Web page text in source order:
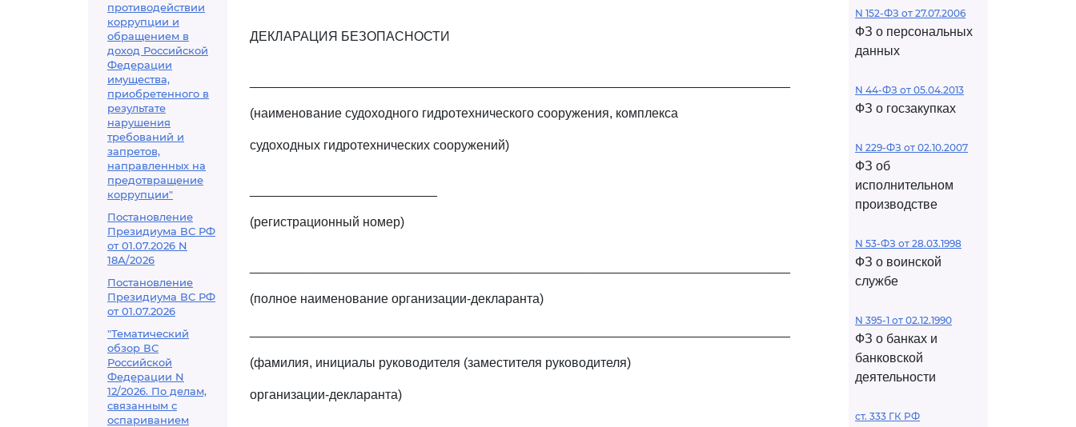
противодействии
коррупции и
обращением в
доход Российской
Федерации
имущества,
приобретенного в
результате
нарушения
требований и
запретов,
направленных на
предотвращение
коррупции"
Постановление
Президиума ВС РФ
от 01.07.2026 N
18А/2026
Постановление
Президиума ВС РФ
от 01.07.2026
"Тематический
обзор ВС
Российской
Федерации N
12/2026. По делам,
связанным с
оспариванием
ДЕКЛАРАЦИЯ БЕЗОПАСНОСТИ
(наименование судоходного гидротехнического сооружения, комплекса
судоходных гидротехнических сооружений)
(регистрационный номер)
(полное наименование организации-декларанта)
(фамилия, инициалы руководителя (заместителя руководителя)
организации-декларанта)
N 152-ФЗ от 27.07.2006
ФЗ о персональных
данных
N 44-ФЗ от 05.04.2013
ФЗ о госзакупках
N 229-ФЗ от 02.10.2007
ФЗ об
исполнительном
производстве
N 53-ФЗ от 28.03.1998
ФЗ о воинской
службе
N 395-1 от 02.12.1990
ФЗ о банках и
банковской
деятельности
ст. 333 ГК РФ